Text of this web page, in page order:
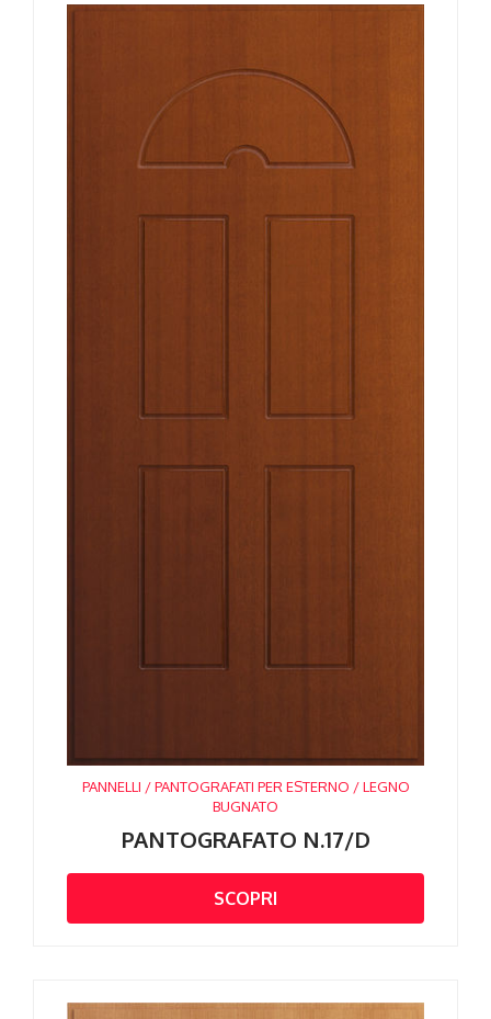
PANNELLI / PANTOGRAFATI PER ESTERNO / LEGNO
BUGNATO
PANTOGRAFATO N.17/D
SCOPRI